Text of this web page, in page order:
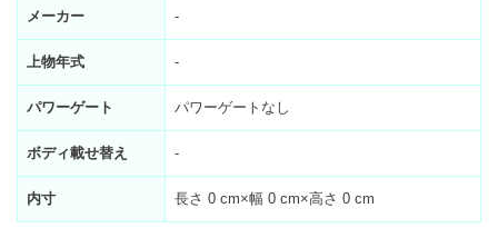
メーカー -
上物年式 -
パワーゲート パワーゲートなし
ボディ載せ替え -
内寸 長さ 0 cm×幅 0 cm×高さ 0 cm